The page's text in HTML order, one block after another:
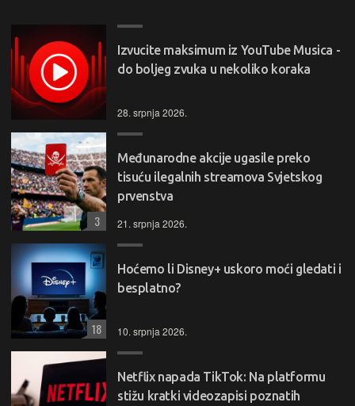
Izvucite maksimum iz YouTube Musica -
do boljeg zvuka u nekoliko koraka
28. srpnja 2026.
Međunarodne akcije ugasile preko
tisuću ilegalnih streamova Svjetskog
prvenstva
21. srpnja 2026.
3
Hoćemo li Disney+ uskoro moći gledati i
besplatno?
10. srpnja 2026.
18
Netflix napada TikTok: Na platformu
stižu kratki videozapisi poznatih